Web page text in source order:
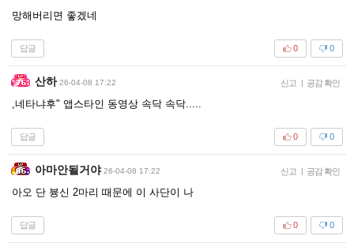
망해버리면 좋겠네
답글 0
0
산하 26-04-08 17:22 신고 | 공감 확인
,네타냐후" 앱스타인 동영상 속닥 속닥.....
답글 0
0
아마안될거야 26-04-08 17:22 신고 | 공감 확인
아오 단 븅신 2마리 때문에 이 사단이 나
답글 0
0